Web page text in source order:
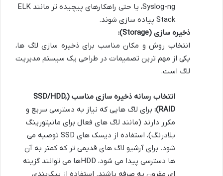
Syslog-ng، یا حتی راهکارهای پیچیده تر مانند ELK
Stack پیاده سازی شوند.
ذخیره سازی (Storage):
انتخاب روش و مکان مناسب برای ذخیره سازی لاگ ها،
یکی از مهم ترین تصمیمات در طراحی یک سیستم مدیریت
لاگ است.
انتخاب رسانه ذخیره سازی مناسب (SSD/HDD,
RAID):
برای لاگ هایی که نیاز به دسترسی سریع و
مکرر دارند (مانند لاگ های فعال برای مانیتورینگ
بلادرنگ)، استفاده از دیسک های SSD توصیه می
شود. برای آرشیو لاگ های قدیمی تر که کمتر به آن
ها دسترسی پیدا می شود، HDDها می توانند گزینه
ای مقرون به صرفه باشند. استفاده از پیکربندی